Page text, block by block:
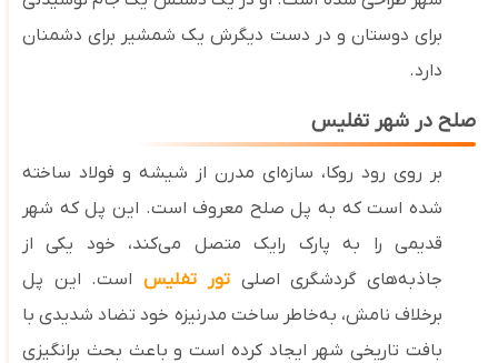
برای دوستان و در دست دیگرش یک شمشیر برای دشمنان
دارد.
صلح در شهر تفلیس
بر روی رود روکا، سازه‌ای مدرن از شیشه و فولاد ساخته
شده است که به پل صلح معروف است. این پل که شهر
قدیمی را به پارک رایک متصل می‌کند، خود یکی از
جاذبه‌های گردشگری اصلی تور تفلیس است. این پل
برخلاف نامش، به‌خاطر ساخت مدرنیزه خود تضاد شدیدی با
بافت تاریخی شهر ایجاد کرده است و باعث بحث برانگیزی